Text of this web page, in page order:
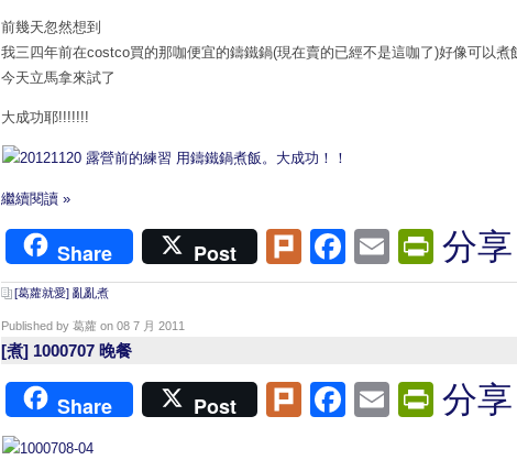
前幾天忽然想到
我三四年前在costco買的那咖便宜的鑄鐵鍋(現在賣的已經不是這咖了)好像可以煮
今天立馬拿來試了
大成功耶!!!!!!!
繼續閱讀 »
Share Post PlurkFacebook
Email分享
[葛蘿就愛] 亂亂煮
Published by 葛蘿 on 08 7 月 2011
[煮] 1000707 晚餐
Share Post PlurkFacebook
Email分享